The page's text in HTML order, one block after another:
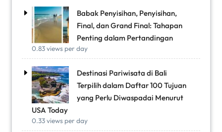
Babak Penyisihan, Penyisihan,
Final, dan Grand Final: Tahapan
Penting dalam Pertandingan
0.83 views per day
Destinasi Pariwisata di Bali
Terpilih dalam Daftar 100 Tujuan
yang Perlu Diwaspadai Menurut
USA Today
0.33 views per day